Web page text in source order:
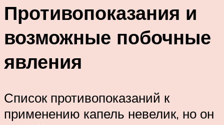
Противопоказания и
возможные побочные
явления
Список противопоказаний к
применению капель невелик, но он